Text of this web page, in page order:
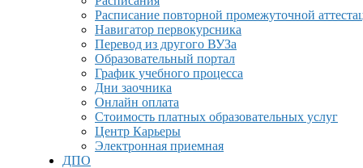
Расписание повторной промежуточной
Навигатор первокурсника
Перевод из другого ВУЗа
Образовательный портал
График учебного процесса
Дни заочника
Онлайн оплата
Стоимость платных образовательных услуг
Центр Карьеры
Электронная приемная
ДПО